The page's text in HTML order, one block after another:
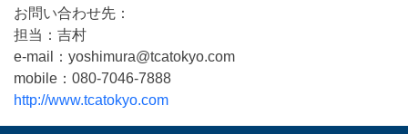
お問い合わせ先：
担当：吉村
e-mail：yoshimura@tcatokyo.com
mobile：080-7046-7888
http://www.tcatokyo.com